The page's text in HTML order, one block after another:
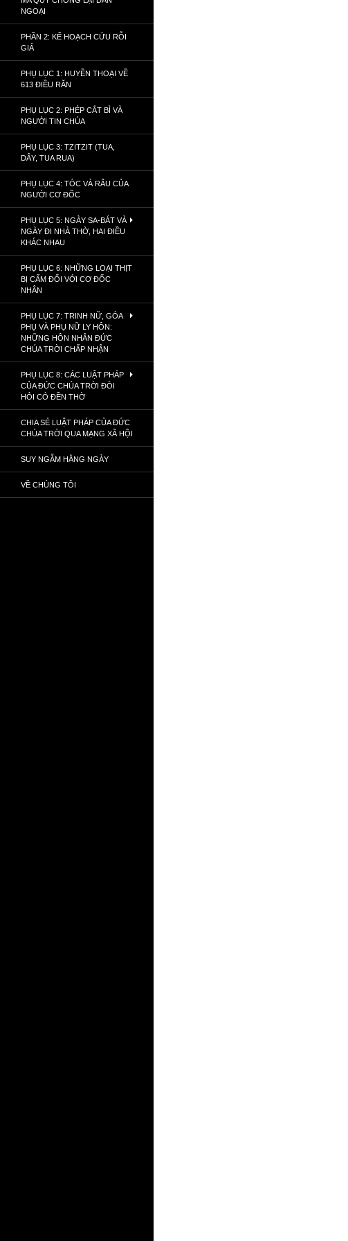
NGOẠI
PHẦN 2: KẾ HOẠCH CỨU RỖI
GIẢ
PHỤ LỤC 1: HUYỀN THOẠI VỀ
613 ĐIỀU RĂN
PHỤ LỤC 2: PHÉP CẮT BÌ VÀ
NGƯỜI TIN CHÚA
PHỤ LỤC 3: TZITZIT (TUA,
DÂY, TUA RUA)
PHỤ LỤC 4: TÓC VÀ RÂU CỦA
NGƯỜI CƠ ĐỐC
PHỤ LỤC 5: NGÀY SA-BÁT VÀ
NGÀY ĐI NHÀ THỜ, HAI ĐIỀU
KHÁC NHAU
PHỤ LỤC 6: NHỮNG LOẠI THỊT
BỊ CẤM ĐỐI VỚI CƠ ĐỐC
NHÂN
PHỤ LỤC 7: TRINH NỮ, GÓA
PHỤ VÀ PHỤ NỮ LY HÔN:
NHỮNG HÔN NHÂN ĐỨC
CHÚA TRỜI CHẤP NHẬN
PHỤ LỤC 8: CÁC LUẬT PHÁP
CỦA ĐỨC CHÚA TRỜI ĐÒI
HỎI CÓ ĐỀN THỜ
CHIA SẺ LUẬT PHÁP CỦA ĐỨC
CHÚA TRỜI QUA MẠNG XÃ HỘI
SUY NGẪM HẰNG NGÀY
VỀ CHÚNG TÔI